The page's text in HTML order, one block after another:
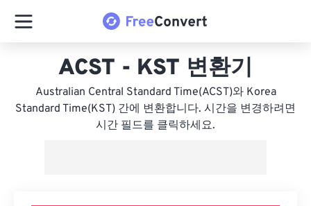
ACST - KST 변환기
Australian Central Standard Time(ACST)와 Korea
Standard Time(KST) 간에 변환합니다. 시간을 변경하려면
시간 필드를 클릭하세요.